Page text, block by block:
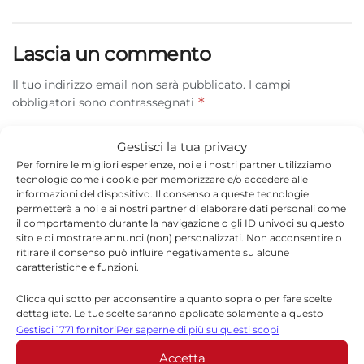
Gestisci la tua privacy
Per fornire le migliori esperienze, noi e i nostri partner utilizziamo
tecnologie come i cookie per memorizzare e/o accedere alle
informazioni del dispositivo. Il consenso a queste tecnologie
permetterà a noi e ai nostri partner di elaborare dati personali come
il comportamento durante la navigazione o gli ID univoci su questo
sito e di mostrare annunci (non) personalizzati. Non acconsentire o
ritirare il consenso può influire negativamente su alcune
caratteristiche e funzioni.
Clicca qui sotto per acconsentire a quanto sopra o per fare scelte
dettagliate. Le tue scelte saranno applicate solamente a questo
sito. È possibile modificare le impostazioni in qualsiasi momento,
compreso il ritiro del consenso, utilizzando i pulsanti della Cookie
Policy o cliccando sul pulsante di gestione del consenso nella parte
Gestisci 1771 fornitoriPer saperne di più su questi scopi
Accetta
Lascia un commento
Il tuo indirizzo email non sarà pubblicato. I campi
obbligatori sono contrassegnati *
Nome*